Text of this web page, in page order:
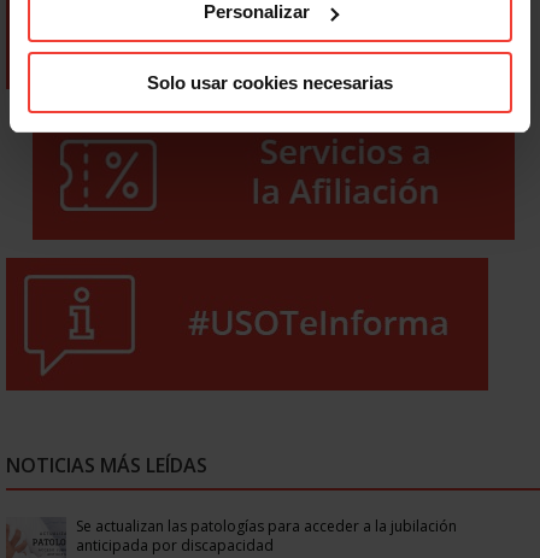
Personalizar
Solo usar cookies necesarias
NOTICIAS MÁS LEÍDAS
Se actualizan las patologías para acceder a la jubilación
anticipada por discapacidad